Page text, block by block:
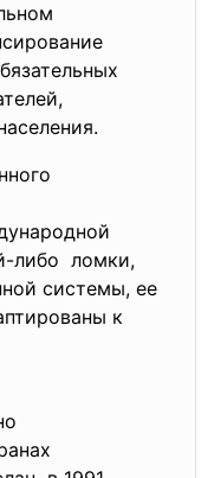
населения.
либо ломки,
системы, ее
к